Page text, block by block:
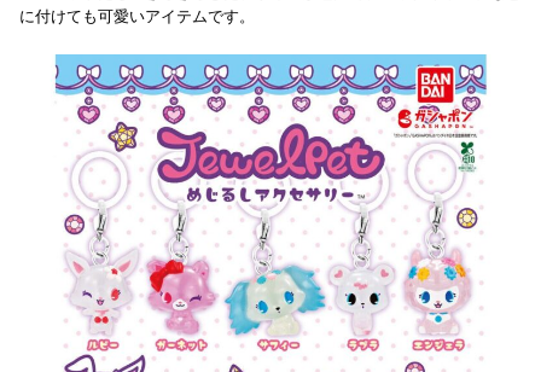
に付けても可愛いアイテムです。